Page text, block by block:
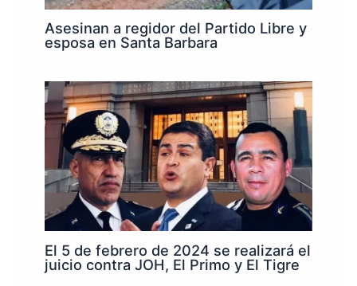
Asesinan a regidor del Partido Libre y
esposa en Santa Barbara
El 5 de febrero de 2024 se realizará el
juicio contra JOH, El Primo y El Tigre